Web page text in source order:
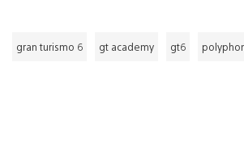
gran turismo 6 gt academy gt6